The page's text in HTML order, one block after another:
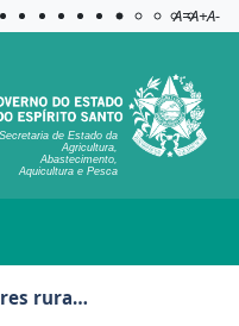
Aplicar
A=A+A-
Secretaria de Estado da
Agricultura,
Abastecimento,
Aquicultura e Pesca
Produtores rurais e técnicos participam de palestra e minicurso sobre cultura da acerola em Cachoeir...